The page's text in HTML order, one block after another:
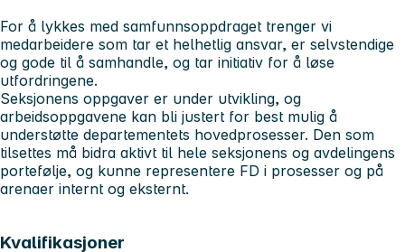
For å lykkes med samfunnsoppdraget trenger vi
medarbeidere som tar et helhetlig ansvar, er selvstendige
og gode til å samhandle, og tar initiativ for å løse
utfordringene.
Seksjonens oppgaver er under utvikling, og
arbeidsoppgavene kan bli justert for best mulig å
understøtte departementets hovedprosesser. Den som
tilsettes må bidra aktivt til hele seksjonens og avdelingens
portefølje, og kunne representere FD i prosesser og på
arenaer internt og eksternt.
Kvalifikasjoner